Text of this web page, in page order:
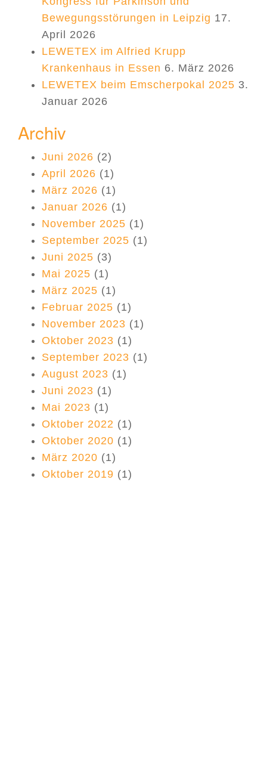
Bewegungsstörungen in Leipzig 17.
April 2026
LEWETEX im Alfried Krupp
Krankenhaus in Essen 6. März 2026
LEWETEX beim Emscherpokal 2025 3.
Januar 2026
Archiv
Juni 2026 (2)
April 2026 (1)
März 2026 (1)
Januar 2026 (1)
November 2025 (1)
September 2025 (1)
Juni 2025 (3)
Mai 2025 (1)
März 2025 (1)
Februar 2025 (1)
November 2023 (1)
Oktober 2023 (1)
September 2023 (1)
August 2023 (1)
Juni 2023 (1)
Mai 2023 (1)
Oktober 2022 (1)
Oktober 2020 (1)
März 2020 (1)
Oktober 2019 (1)